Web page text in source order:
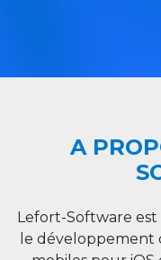
A
Lefort-Software
le développement